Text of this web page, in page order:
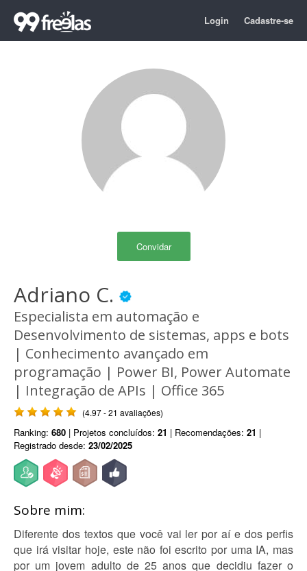
Login Cadastre-se
Convidar
Adriano C.
Especialista em automação e
Desenvolvimento de sistemas, apps e bots
| Conhecimento avançado em
programação | Power BI, Power Automate
| Integração de APIs | Office 365
(4.97 - 21 avaliações)
Ranking: 680 | Projetos concluídos: 21 | Recomendações: 21 |
Registrado desde: 23/02/2025
Sobre mim:
Diferente dos textos que você vai ler por aí e dos perfis
que irá visitar hoje, este não foi escrito por uma IA, mas
por um jovem adulto de 25 anos que decidiu fazer o